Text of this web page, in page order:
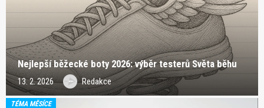
Nejlepší běžecké boty 2026: výběr testerů Světa běhu
13. 2. 2026 Redakce
TÉMA MĚSÍCE